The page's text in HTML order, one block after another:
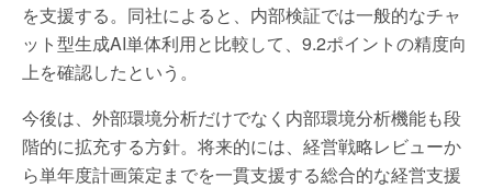
を支援する。同社によると、内部検証では一般的なチャ
ット型生成AI単体利用と比較して、9.2ポイントの精度向
上を確認したという。
今後は、外部環境分析だけでなく内部環境分析機能も段
階的に拡充する方針。将来的には、経営戦略レビューか
ら単年度計画策定までを一貫支援する総合的な経営支援